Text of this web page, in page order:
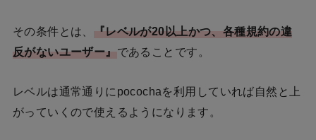
その条件とは、
『レベルが20以上かつ、各種規約の違
反がないユーザー』 であることです。
レベルは通常通りにpocochaを利用していれば自然と上
がっていくので使えるようになります。